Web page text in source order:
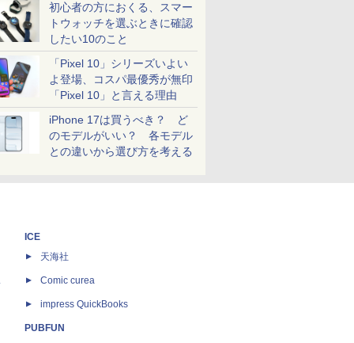
初心者の方におくる、スマー
トウォッチを選ぶときに確認
したい10のこと
「Pixel 10」シリーズいよい
よ登場、コスパ最優秀が無印
「Pixel 10」と言える理由
iPhone 17は買うべき？ ど
のモデルがいい？ 各モデル
との違いから選び方を考える
ICE
天海社
Comic curea
impress QuickBooks
PUBFUN